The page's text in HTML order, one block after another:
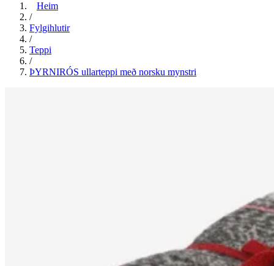
Heim
/
Fylgihlutir
/
Teppi
/
ÞYRNIRÓS ullarteppi með norsku mynstri